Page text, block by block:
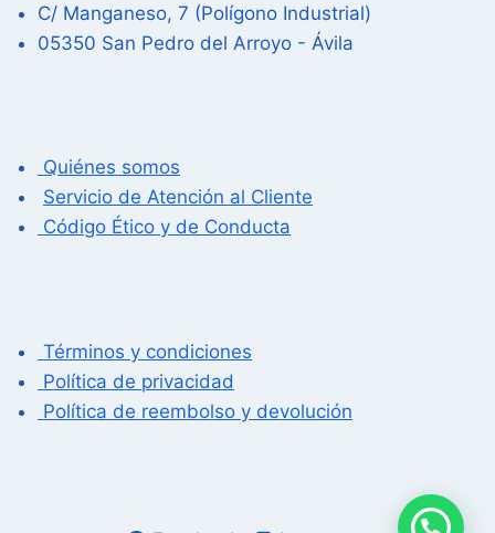
C/ Manganeso, 7 (Polígono Industrial)
05350 San Pedro del Arroyo - Ávila
Quiénes somos
Servicio de Atención al Cliente
Código Ético y de Conducta
Términos y condiciones
Política de privacidad
Política de reembolso y devolución